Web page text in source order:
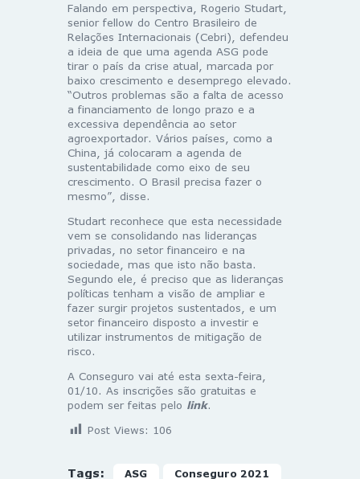
Falando em perspectiva, Rogerio Studart,
senior fellow do Centro Brasileiro de
Relações Internacionais (Cebri), defendeu
a ideia de que uma agenda ASG pode
tirar o país da crise atual, marcada por
baixo crescimento e desemprego elevado.
“Outros problemas são a falta de acesso
a financiamento de longo prazo e a
excessiva dependência ao setor
agroexportador. Vários países, como a
China, já colocaram a agenda de
sustentabilidade como eixo de seu
crescimento. O Brasil precisa fazer o
mesmo”, disse.
Studart reconhece que esta necessidade
vem se consolidando nas lideranças
privadas, no setor financeiro e na
sociedade, mas que isto não basta.
Segundo ele, é preciso que as lideranças
políticas tenham a visão de ampliar e
fazer surgir projetos sustentados, e um
setor financeiro disposto a investir e
utilizar instrumentos de mitigação de
risco.
A Conseguro vai até esta sexta-feira,
01/10. As inscrições são gratuitas e
podem ser feitas pelo link.
Post Views: 106
Tags: ASG Conseguro 2021